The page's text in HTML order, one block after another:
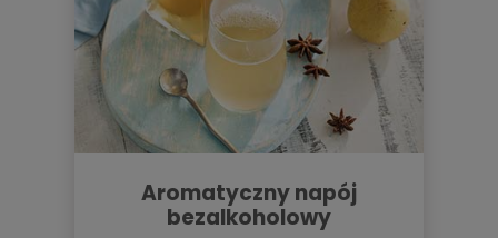
aromatyczny napój
bezalkoholowy